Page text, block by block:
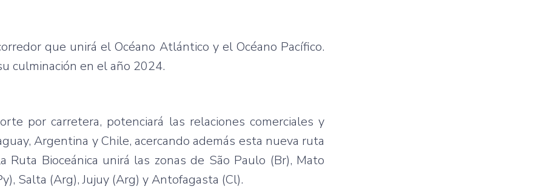
que unirá el Océano Atlántico y el Océano Pacífico.
culminación en el año 2024.
por carretera, potenciará las relaciones comerciales y
Argentina y Chile, acercando además esta nueva ruta
Bioceánica unirá las zonas de São Paulo (Br), Mato
Salta (Arg), Jujuy (Arg) y Antofagasta (Cl).